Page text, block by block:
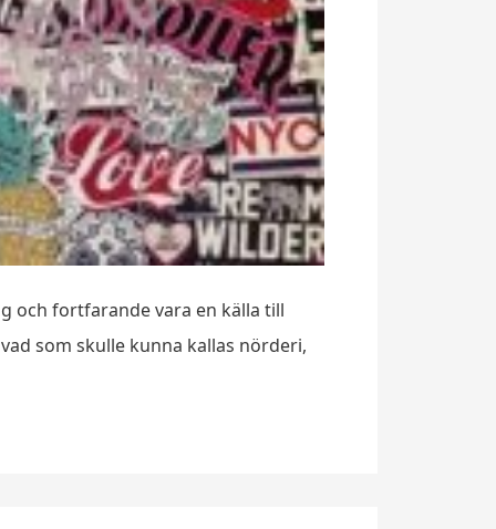
och fortfarande vara en källa till
som skulle kunna kallas nörderi,